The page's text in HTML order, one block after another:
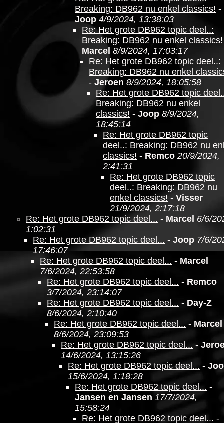
Breaking: DB962 nu enkel classics! -
Joop 4/9/2024, 13:38:03
Re: Het grote DB962 topic deel..:
Breaking: DB962 nu enkel classics!
Marcel 8/9/2024, 17:03:17
Re: Het grote DB962 topic deel..:
Breaking: DB962 nu enkel
- Jeroen 8/9/2024, 18:05:58
Re: Het grote DB962 topic
Breaking: DB962 nu enkel
classics! - Joop 8/9/2024,
18:45:14
Re: Het grote DB962 topic
deel..: Breaking: DB962 nu
classics! - Remco 20/9/2024,
2:41:31
Re: Het grote DB962 topic
deel..: Breaking: DB962 nu
enkel classics! - Visser
21/9/2024, 2:17:18
Re: Het grote DB962 topic deel... - Marcel 6/6/
1:02:31
Re: Het grote DB962 topic deel... - Joop 7/6/
17:46:07
Re: Het grote DB962 topic deel... - Marcel
7/6/2024, 22:53:58
Re: Het grote DB962 topic deel... - Remco
3/7/2024, 23:14:07
Re: Het grote DB962 topic deel... - Day-Z
8/6/2024, 2:10:40
Re: Het grote DB962 topic deel... - Marcel
8/6/2024, 23:09:53
Re: Het grote DB962 topic deel... -
14/6/2024, 13:15:26
Re: Het grote DB962 topic deel... -
15/6/2024, 1:18:28
Re: Het grote DB962 topic deel... -
Jansen en Jansen 17/7/2024,
15:58:24
Re: Het grote DB962 topic deel... -